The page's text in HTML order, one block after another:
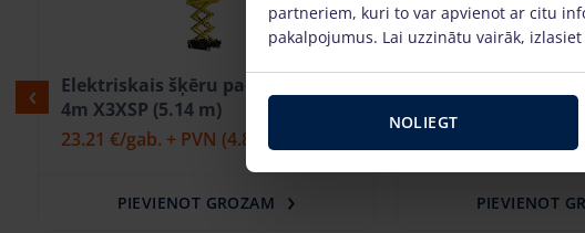
Elektriskais šķēru pacēlājs BOSS
4m X3XSP (5.14 m)
23.21 €/gab. + PVN (4.87 €)
PIEVIENOT GROZAM
/gab. + PVN
PIEVIENOT
partneriem, kuri to var apvienot ar citu
pakalpojumus. Lai uzzinātu vairāk,
NOLIEGT